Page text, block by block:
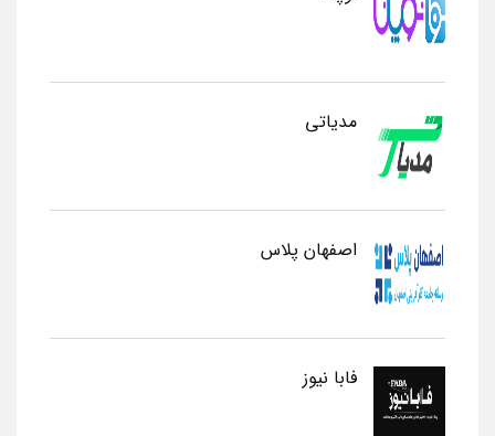
مدیاتی
اصفهان پلاس
فابا نیوز